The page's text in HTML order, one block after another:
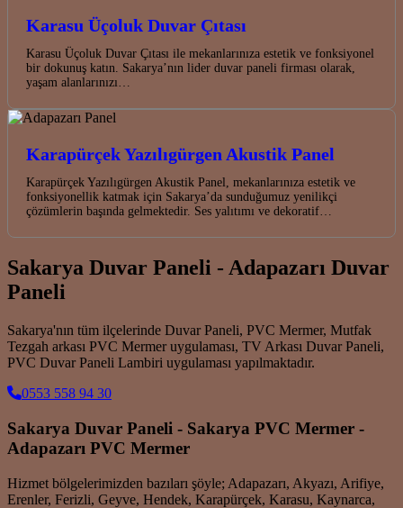
Karasu Üçoluk Duvar Çıtası
Karasu Üçoluk Duvar Çıtası ile mekanlarınıza estetik ve fonksiyonel
bir dokunuş katın. Sakarya’nın lider duvar paneli firması olarak,
yaşam alanlarınızı…
Karapürçek Yazılıgürgen Akustik Panel
Karapürçek Yazılıgürgen Akustik Panel, mekanlarınıza estetik ve
fonksiyonellik katmak için Sakarya’da sunduğumuz yenilikçi
çözümlerin başında gelmektedir. Ses yalıtımı ve dekoratif…
Sakarya Duvar Paneli - Adapazarı Duvar
Paneli
Sakarya'nın tüm ilçelerinde Duvar Paneli, PVC Mermer, Mutfak
Tezgah arkası PVC Mermer uygulaması, TV Arkası Duvar Paneli,
PVC Duvar Paneli Lambiri uygulaması yapılmaktadır.
0553 558 94 30
Sakarya Duvar Paneli - Sakarya PVC Mermer -
Adapazarı PVC Mermer
Hizmet bölgelerimizden bazıları şöyle; Adapazarı, Akyazı, Arifiye,
Erenler, Ferizli, Geyve, Hendek, Karapürçek, Karasu, Kaynarca,